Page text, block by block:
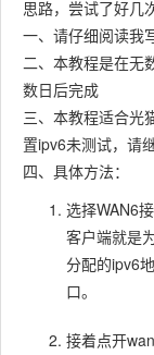
思路，尝试了好几
一、请仔细阅读我
二、本教程是在无
数日后完成
三、本教程适合光
置ipv6未测试，请
四、具体方法：
选择WAN6
客户端就是
分配的ipv6
口。
接着点开